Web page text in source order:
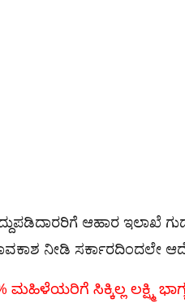
ಆಹಾರ ಇಲಾಖೆ
ನೀಡಿ ಸರ್ಕಾರದಿಂದಲೇ
ಮಹಿಳೆಯರಿಗೆ ಸಿಕ್ಕಿಲ್ಲ ಲಕ್ಷ್ಮಿ